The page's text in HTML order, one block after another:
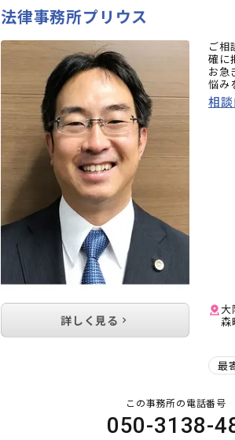
法律事務所プリウス
ご相
確に
お急
悩み
相
大
森
最
詳しく見る
この事務所の電話番号
050-3138-